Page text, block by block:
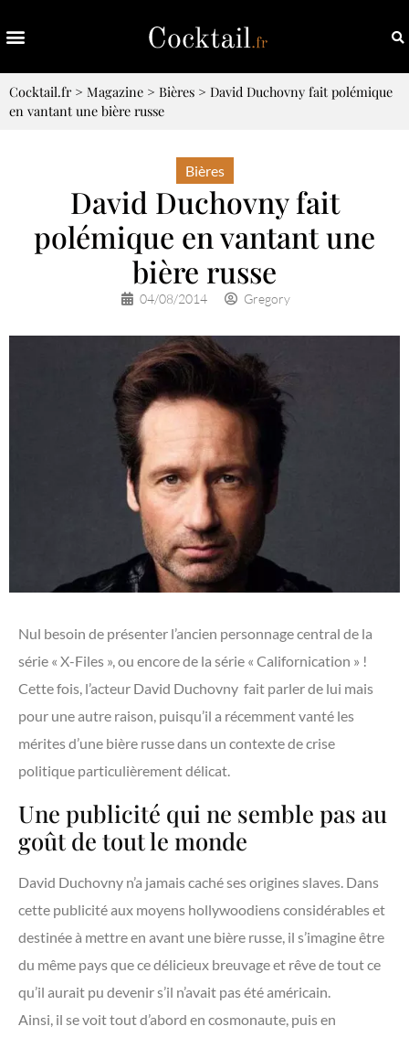
Cocktail.fr> Magazine > Bières > David Duchovny fait polémique
en vantant une bière russe
Bières
David Duchovny fait
polémique en vantant une
bière russe
04/08/2014 Gregory
Nul besoin de présenter l’ancien personnage central de la
série « X-Files », ou encore de la série « Californication » !
Cette fois, l’acteur David Duchovny fait parler de lui mais
pour une autre raison, puisqu’il a récemment vanté les
mérites d’une bière russe dans un contexte de crise
politique particulièrement délicat.
Une publicité qui ne semble pas au
goût de tout le monde
David Duchovny n’a jamais caché ses origines slaves. Dans
cette publicité aux moyens hollywoodiens considérables et
destinée à mettre en avant une bière russe, il s’imagine être
du même pays que ce délicieux breuvage et rêve de tout ce
qu’il aurait pu devenir s’il n’avait pas été américain.
Ainsi, il se voit tout d’abord en cosmonaute, puis en